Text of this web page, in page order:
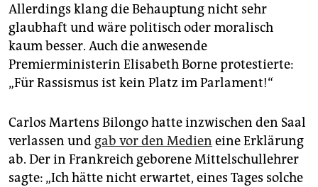
Allerdings klang die Behauptung nicht sehr
glaubhaft und wäre politisch oder moralisch
kaum besser. Auch die anwesende
Premierministerin Elisabeth Borne protestierte:
„Für Rassismus ist kein Platz im Parlament!“
Carlos Martens Bilongo hatte inzwischen den Saal
verlassen und gab vor den Medien eine Erklärung
ab. Der in Frankreich geborene Mittelschullehrer
sagte: „Ich hätte nicht erwartet, eines Tages solche